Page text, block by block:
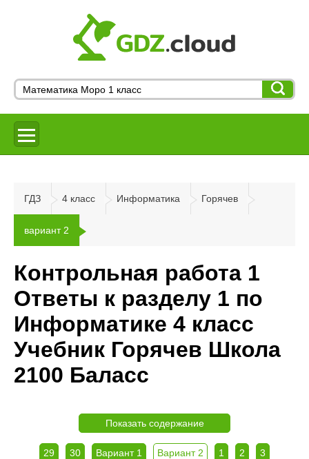
ГДЗ 4 класс Информатика Горячев
вариант 2
Контрольная работа 1
Ответы к разделу 1 по
Информатике 4 класс
Учебник Горячев Школа
2100 Баласс
Показать содержание
29 30 Вариант 1 Вариант 2 1 2 3